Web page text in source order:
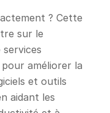
? Cette
sur le
améliorer la
et outils
aidant les